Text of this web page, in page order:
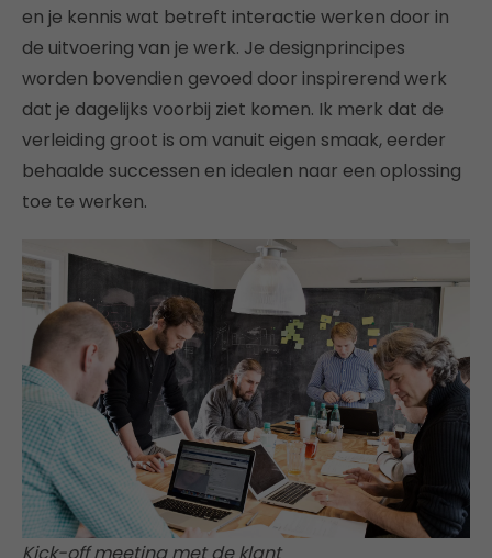
en je kennis wat betreft interactie werken door in
de uitvoering van je werk. Je designprincipes
worden bovendien gevoed door inspirerend werk
dat je dagelijks voorbij ziet komen. Ik merk dat de
verleiding groot is om vanuit eigen smaak, eerder
behaalde successen en idealen naar een oplossing
toe te werken.
Kick-off meeting met de klant